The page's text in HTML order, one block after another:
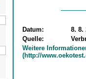
Datum:
8. 8.
Quelle:
Weitere
(http://